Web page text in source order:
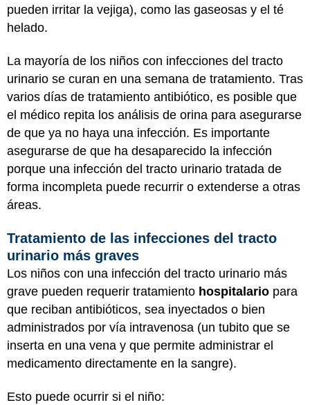
pueden irritar la vejiga), como las gaseosas y el té
helado.
La mayoría de los niños con infecciones del tracto
urinario se curan en una semana de tratamiento. Tras
varios días de tratamiento antibiótico, es posible que
el médico repita los análisis de orina para asegurarse
de que ya no haya una infección. Es importante
asegurarse de que ha desaparecido la infección
porque una infección del tracto urinario tratada de
forma incompleta puede recurrir o extenderse a otras
áreas.
Tratamiento de las infecciones del tracto
urinario más graves
Los niños con una infección del tracto urinario más
grave pueden requerir tratamiento hospitalario para
que reciban antibióticos, sea inyectados o bien
administrados por vía intravenosa (un tubito que se
inserta en una vena y que permite administrar el
medicamento directamente en la sangre).
Esto puede ocurrir si el niño: